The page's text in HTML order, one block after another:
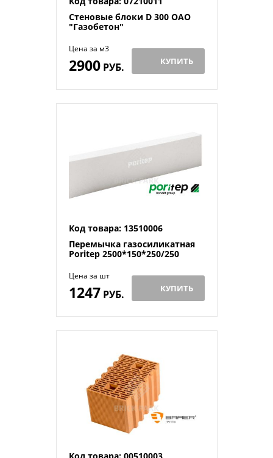
Стеновые блоки D 300 ОАО
"Газобетон"
Цена за м3
2900РУБ. КУПИТЬ
Код товара: 13510006
Перемычка газосиликатная
Poritep 2500*150*250/250
Цена за шт
1247 РУБ. КУПИТЬ